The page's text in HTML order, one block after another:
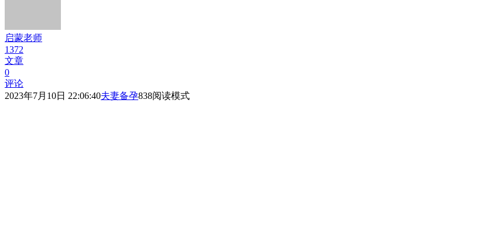
启蒙老师
1372
文章
0
评论
2023年7月10日 22:06:40夫妻备孕838阅读模式